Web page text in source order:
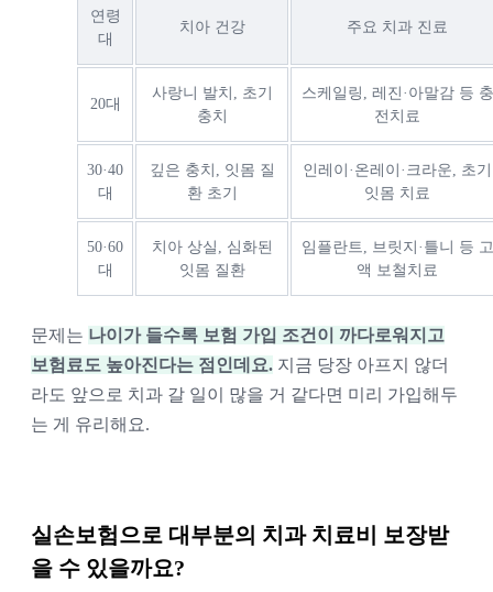
연령
대
치아 건강 주요 치과 진료
20대
사랑니 발치, 초기
충치
스케일링, 레진·아말감 등 충
전치료
30·40
대
깊은 충치, 잇몸 질
환 초기
인레이·온레이·크라운, 초기
잇몸 치료
50·60
대
치아 상실, 심화된
잇몸 질환
임플란트, 브릿지·틀니 등 고
액 보철치료
문제는 나이가 들수록 보험 가입 조건이 까다로워지고
보험료도 높아진다는 점인데요. 지금 당장 아프지 않더
라도 앞으로 치과 갈 일이 많을 거 같다면 미리 가입해두
는 게 유리해요.
실손보험으로 대부분의 치과 치료비 보장받
을 수 있을까요?